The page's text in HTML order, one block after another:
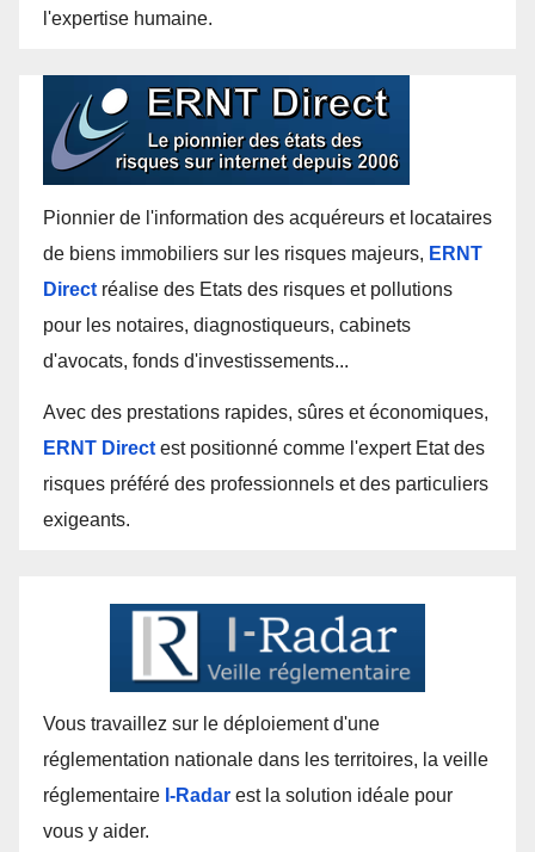
l'expertise humaine.
Pionnier de l'information des acquéreurs et locataires
de biens immobiliers sur les risques majeurs, ERNT
Direct réalise des Etats des risques et pollutions
pour les notaires, diagnostiqueurs, cabinets
d'avocats, fonds d'investissements...
Avec des prestations rapides, sûres et économiques,
ERNT Direct est positionné comme l'expert Etat des
risques préféré des professionnels et des particuliers
exigeants.
Vous travaillez sur le déploiement d'une
réglementation nationale dans les territoires, la veille
réglementaire I-Radar est la solution idéale pour
vous y aider.